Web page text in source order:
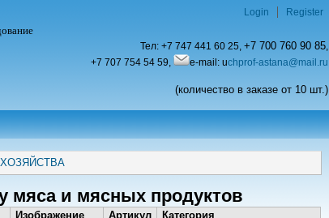
Тел: +7 747 441 60 25, +7 700 760 90 85,
+7 707 754 54 59,
e-mail: uchprof-astana@mail.ru
(количество в заказе от 10 шт.)
Login Register
мяса и мясных продуктов
Изображение Артикул Категория